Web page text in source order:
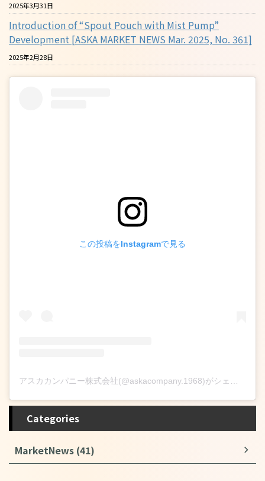
2025年3月31日
Introduction of “Spout Pouch with Mist Pump”
Development [ASKA MARKET NEWS Mar. 2025, No. 361]
2025年2月28日
この投稿をInstagramで見る
Categories
MarketNews (41)